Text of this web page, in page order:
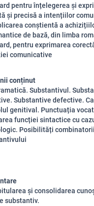
pentru înțelegerea și
și precisă a intențiilor
conștientă a
de bază, din limba
pentru exprimarea
comunicative
conținut
Substantivul.
Substantive defective.
genitival. Punctuația
funcției sintactice cu
Posibilități
și consolidarea
substantiv.